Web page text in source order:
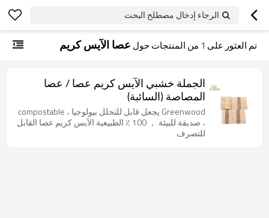
الرجاء إدخال مصطلح البحث
تم العثور على 1 من المنتجات حول عصا الآيس كريم
الجملة خشبي الآيس كريم عصا / عصا
المصاصة (السائبة)
Greenwood يجعل قابل للتحلل بيولوجيا ، compostable
، صديقة للبيئة ， 100 ٪ الطبيعية الآيس كريم عصا القابل
للتصرف